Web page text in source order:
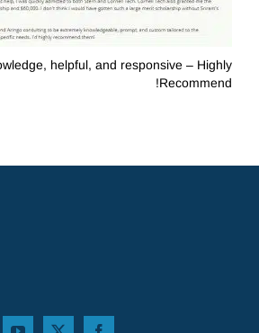
helpful, and responsive – Highly
Recommend!